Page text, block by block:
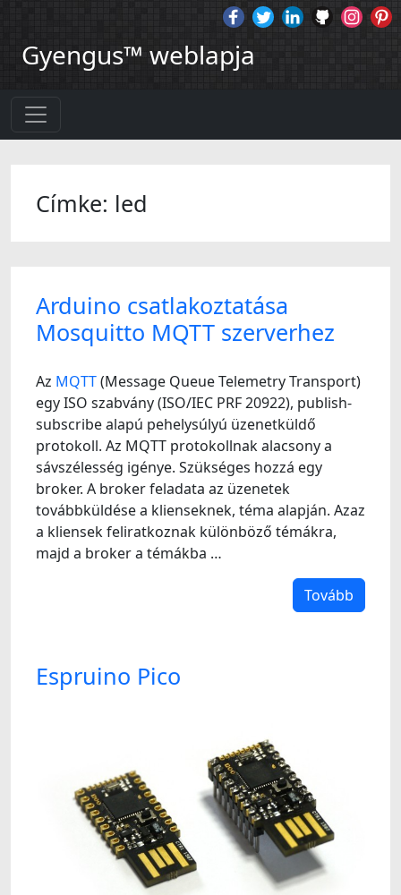
Gyengus™ weblapja
Címke: led
Arduino csatlakoztatása
Mosquitto MQTT szerverhez
Az MQTT(Message Queue Telemetry Transport)
egy ISO szabvány (ISO/IEC PRF 20922), publish-
subscribe alapú pehelysúlyú üzenetküldő
protokoll. Az MQTT protokollnak alacsony a
sávszélesség igénye. Szükséges hozzá egy
broker. A broker feladata az üzenetek
továbbküldése a klienseknek, téma alapján. Azaz
a kliensek feliratkoznak különböző témákra,
majd a broker a témákba …
Tovább
Espruino Pico